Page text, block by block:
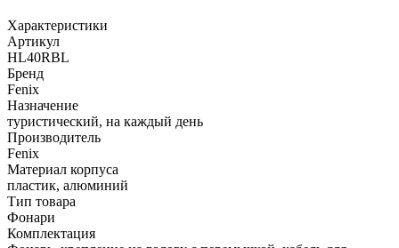
Характеристики
Артикул
HL40RBL
Бренд
Fenix
Назначение
туристический, на каждый день
Производитель
Fenix
Материал корпуса
пластик, алюминий
Тип товара
Фонари
Комплектация